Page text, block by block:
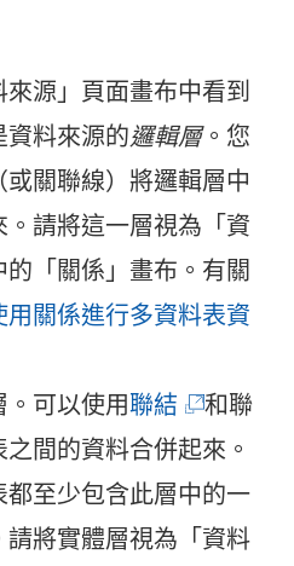
源」頁面畫布中看到
資料來源的邏輯層。您
關聯線）將邏輯層中
請將這一層視為「資
「關係」畫布。有關
用關係進行多資料表資
可以使用聯結 (
連
結
在
和聯
間的資料合併起來。
至少包含此層中的一
將實體層視為「資料